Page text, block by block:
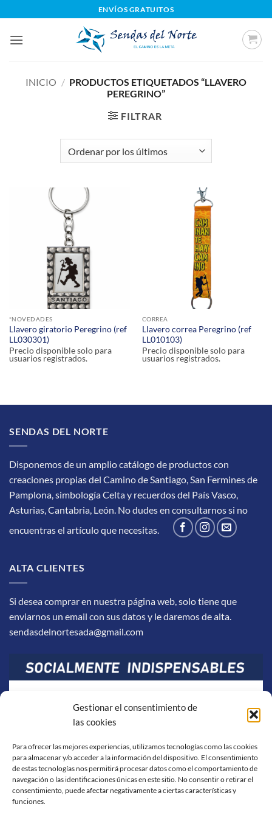
Gestionar el consentimiento de
las cookies
Para ofrecer las mejores experiencias, utilizamos tecnologías como las cookies
para almacenar y/o acceder a la información del dispositivo. El consentimiento
de estas tecnologías nos permitirá procesar datos como el comportamiento de
navegación o las identificaciones únicas en este sitio. No consentir o retirar el
consentimiento, puede afectar negativamente a ciertas características y
funciones.
al
contenido
ENVÍOS GRATUITOS
INICIO / PRODUCTOS ETIQUETADOS “LLAVERO
PEREGRINO”
FILTRAR
*NOVEDADES
Llavero giratorio Peregrino (ref
LL030301)
Precio disponible solo para
usuarios registrados.
CORREA
Llavero correa Peregrino (ref
LL010103)
Precio disponible solo para
usuarios registrados.
SENDAS DEL NORTE
Disponemos de un amplio catálogo de productos con
creaciones propias del Camino de Santiago, San Fermines de
Pamplona, simbología Celta y recuerdos del País Vasco,
Asturias, Cantabria, León. No dudes en consultarnos si no
encuentras el artículo que necesitas.
ALTA CLIENTES
Si desea comprar en nuestra página web, solo tiene que
enviarnos un email con sus datos y le daremos de alta.
sendasdelnortesada@gmail.com